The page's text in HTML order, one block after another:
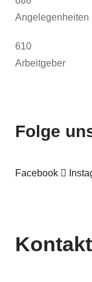
Angelegenheiten
610
Arbeitgeber
Folge
Facebook